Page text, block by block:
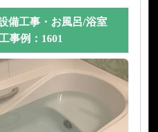
備工事・お風呂/浴室
事例：1601